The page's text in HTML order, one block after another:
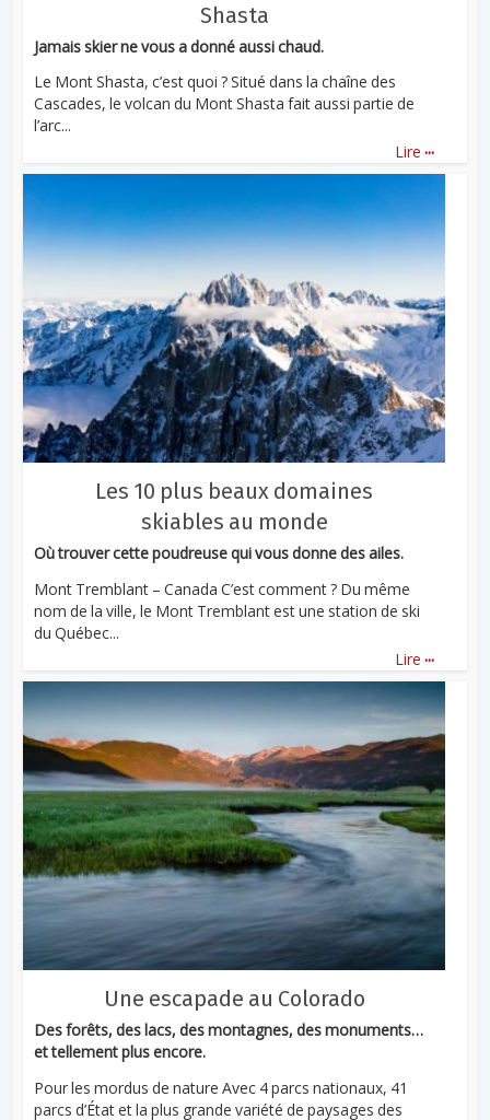
Shasta
Jamais skier ne vous a donné aussi chaud.
Le Mont Shasta, c’est quoi ? Situé dans la chaîne des
Cascades, le volcan du Mont Shasta fait aussi partie de
l’arc...
Lire ...
Les 10 plus beaux domaines
skiables au monde
Où trouver cette poudreuse qui vous donne des ailes.
Mont Tremblant – Canada C’est comment ? Du même
nom de la ville, le Mont Tremblant est une station de ski
du Québec...
Lire ...
Une escapade au Colorado
Des forêts, des lacs, des montagnes, des monuments…
et tellement plus encore.
Pour les mordus de nature Avec 4 parcs nationaux, 41
parcs d’État et la plus grande variété de paysages des